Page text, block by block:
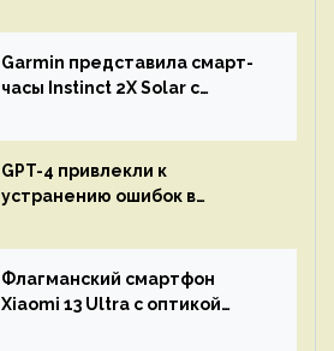
Garmin представила смарт-
часы Instinct 2X Solar с
GPT-4 привлекли к
устранению ошибок в
остановится до полного
восстановления кода и
объяснит, что пошло не так
Флагманский смартфон
Xiaomi 13 Ultra с оптикой